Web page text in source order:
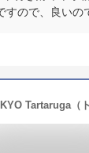
ので、良いの